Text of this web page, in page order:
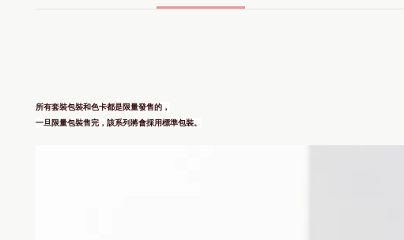
所有套裝包裝和色卡都是限量發售的，
一旦限量包裝售完，該系列將會採用標準包裝。